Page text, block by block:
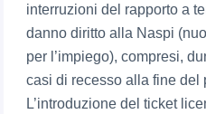
interruzioni del rapporto a
danno diritto alla Naspi
per l’impiego), compresi,
casi di recesso alla fine del
L’introduzione del ticket